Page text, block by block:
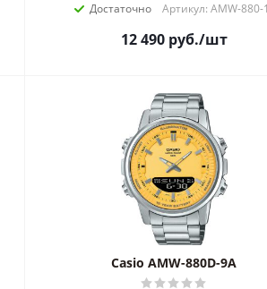
Достаточно Артикул: AMW-880-
12 490руб./шт
Casio AMW-880D-9A